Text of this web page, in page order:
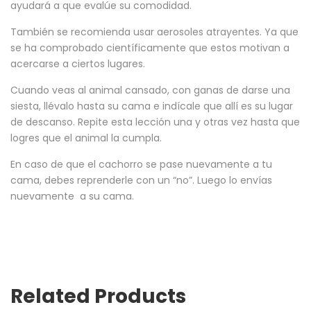
ayudará a que evalúe su comodidad.
También se recomienda usar aerosoles atrayentes. Ya que
se ha comprobado científicamente que estos motivan a
acercarse a ciertos lugares.
Cuando veas al animal cansado, con ganas de darse una
siesta, llévalo hasta su cama e indícale que allí es su lugar
de descanso. Repite esta lección una y otras vez hasta que
logres que el animal la cumpla.
En caso de que el cachorro se pase nuevamente a tu
cama, debes reprenderle con un “no”. Luego lo envías
nuevamente a su cama.
Related Products